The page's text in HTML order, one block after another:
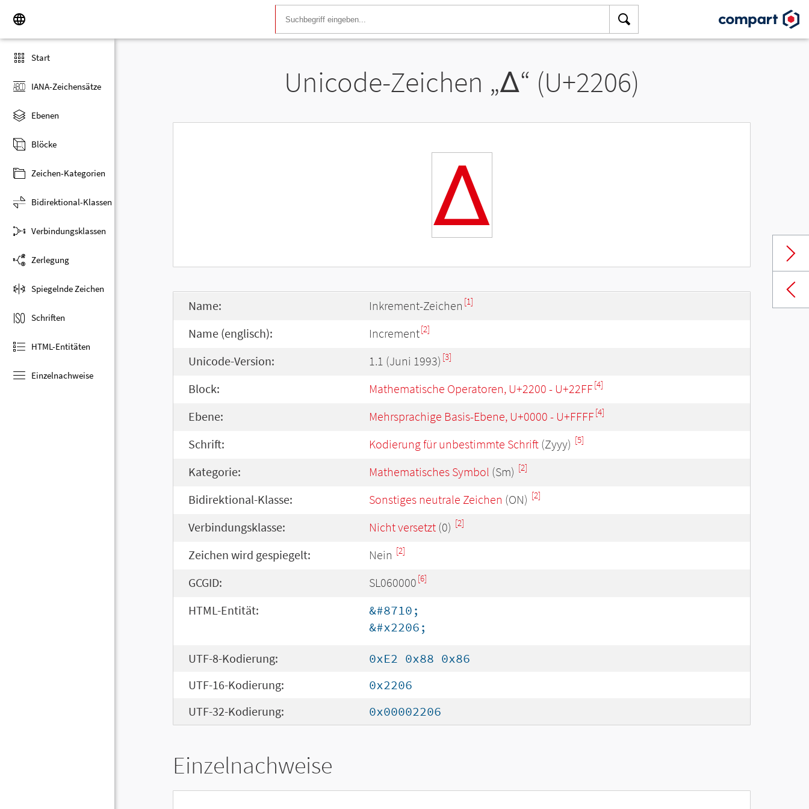
Start
IANA-Zeichensätze
Ebenen
Blöcke
Zeichen-Kategorien
Bidirektional-Klassen
Verbindungsklassen
Zerlegung
Spiegelnde Zeichen
Schriften
HTML-Entitäten
Einzelnachweise
Unicode-Zeichen „∆“ (U+2206)
∆
Name: Inkrement-Zeichen [1]
Name (englisch): Increment[2]
Unicode-Version: 1.1 (Juni 1993) [3]
Block: Mathematische Operatoren, U+2200 - U+22FF[4]
Ebene: Mehrsprachige Basis-Ebene, U+0000 - U+FFFF[4]
Schrift: Kodierung für unbestimmte Schrift (Zyyy) [5]
Kategorie: Mathematisches Symbol (Sm) [2]
Bidirektional-Klasse: Sonstiges neutrale Zeichen (ON) [2]
Verbindungsklasse: Nicht versetzt (0) [2]
Zeichen wird gespiegelt: Nein [2]
GCGID: SL060000 [6]
HTML-Entität:
&#8710;
&#x2206;
UTF-8-Kodierung:
0xE2 0x88 0x86
UTF-16-Kodierung:
0x2206
UTF-32-Kodierung:
0x00002206
Einzelnachweise